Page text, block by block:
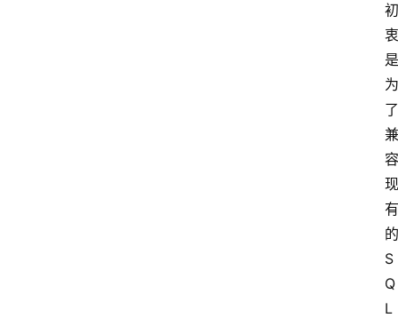
初
衷
是
为
了
兼
容
现
有
的
S
Q
L